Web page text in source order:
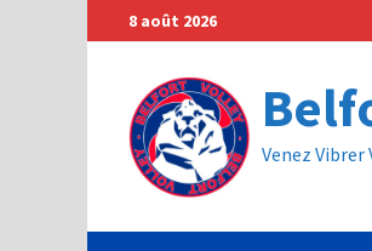
Passer
au
contenu
8 août 2026
Venez Vibrer